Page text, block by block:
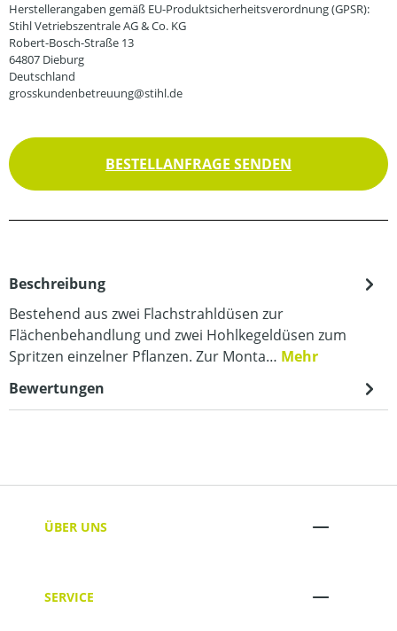
Herstellerangaben gemäß EU-Produktsicherheitsverordnung (GPSR):
Stihl Vetriebszentrale AG & Co. KG
Robert-Bosch-Straße 13
64807 Dieburg
Deutschland
grosskundenbetreuung@stihl.de
BESTELLANFRAGE SENDEN
Beschreibung
Bestehend aus zwei Flachstrahldüsen zur
Flächenbehandlung und zwei Hohlkegeldüsen zum
Spritzen einzelner Pflanzen. Zur Monta… Mehr
Bewertungen
ÜBER UNS
SERVICE